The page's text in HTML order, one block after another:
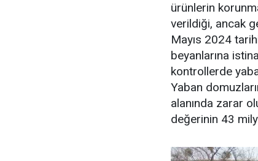
ürünlerin
verildiği, ancak
Mayıs 2024
beyanlarına
kontrollerde
Yaban
alanında zarar
değerinin 43